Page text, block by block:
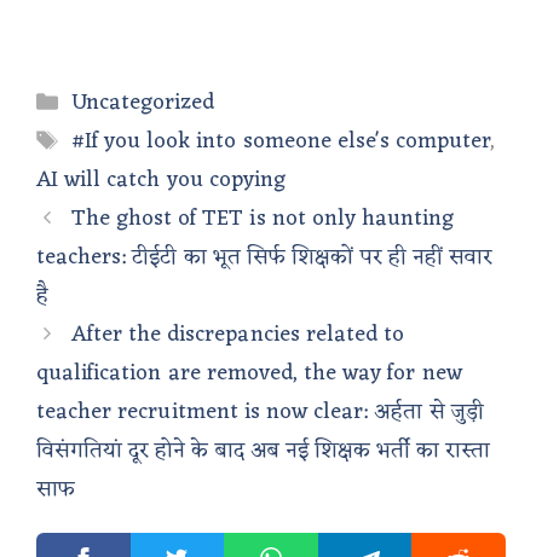
Categories
Uncategorized
Tags
#If you look into someone else's computer,
AI will catch you copying
The ghost of TET is not only haunting
teachers: टीईटी का भूत सिर्फ शिक्षकों पर ही नहीं सवार
है
After the discrepancies related to
qualification are removed, the way for new
teacher recruitment is now clear: अर्हता से जुड़ी
विसंगतियां दूर होने के बाद अब नई शिक्षक भर्ती का रास्ता
साफ